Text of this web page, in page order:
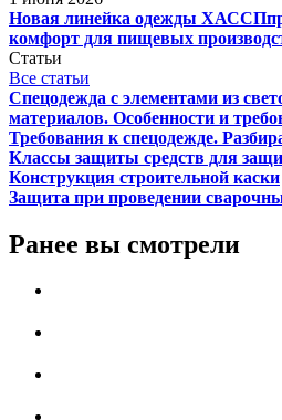
Новая линейка одежды
комфорт для пищевых
Статьи
Все статьи
Спецодежда с элементами из
материалов. Особенности и
Требования к спецодежде.
Классы защиты средств для
Конструкция строительной каски
Защита при проведении
Ранее вы смотрели